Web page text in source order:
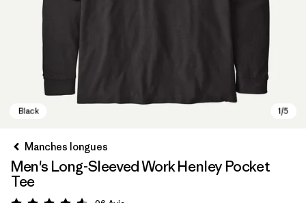
Manches longues
Men's Long-Sleeved Work Henley Pocket
Tee